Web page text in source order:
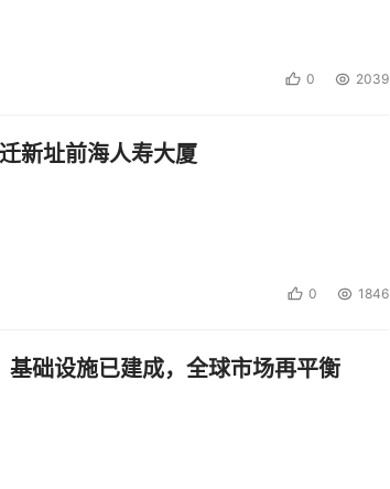
原来的ICMP变更为更加具有国际视野的
将更加精练。学习时间是三个月，学习内容更
典案例。学习模式更注重学术理论和被市场所
识之士，向他们提供奖学金到夏威夷进行企业
的文化经济交流做出了贡献。
0 2039
新址前海人寿大厦
0 1846
础设施已建成，全球市场再平衡